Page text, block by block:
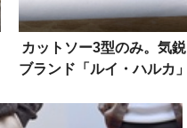
カットソー3型のみ。気鋭
ブランド「ルイ・ハルカ」
だった！